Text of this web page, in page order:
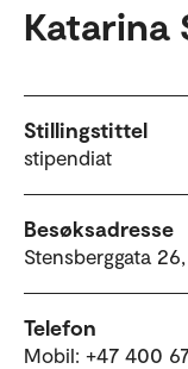
Katarina
Stillingstittel
stipendiat
Besøksadresse
Stensberggata
Telefon
Mobil: +47 400